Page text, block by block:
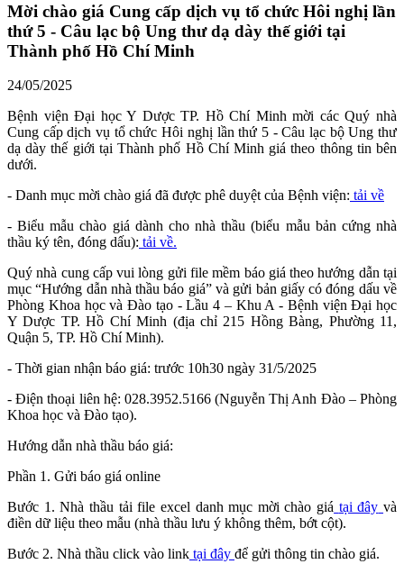
Mời chào giá Cung cấp dịch vụ tổ chức Hôi nghị lần
thứ 5 - Câu lạc bộ Ung thư dạ dày thế giới tại
Thành phố Hồ Chí Minh
24/05/2025
Bệnh viện Đại học Y Dược TP. Hồ Chí Minh mời các Quý nhà
Cung cấp dịch vụ tổ chức Hôi nghị lần thứ 5 - Câu lạc bộ Ung thư
dạ dày thế giới tại Thành phố Hồ Chí Minh giá theo thông tin bên
dưới.
- Danh mục mời chào giá đã được phê duyệt của Bệnh viện: tải về
- Biểu mẫu chào giá dành cho nhà thầu (biểu mẫu bản cứng nhà
thầu ký tên, đóng dấu): tải về.
Quý nhà cung cấp vui lòng gửi file mềm báo giá theo hướng dẫn tại
mục “Hướng dẫn nhà thầu báo giá” và gửi bản giấy có đóng dấu về
Phòng Khoa học và Đào tạo - Lầu 4 – Khu A - Bệnh viện Đại học
Y Dược TP. Hồ Chí Minh (địa chỉ 215 Hồng Bàng, Phường 11,
Quận 5, TP. Hồ Chí Minh).
- Thời gian nhận báo giá: trước 10h30 ngày 31/5/2025
- Điện thoại liên hệ: 028.3952.5166 (Nguyễn Thị Anh Đào – Phòng
Khoa học và Đào tạo).
Hướng dẫn nhà thầu báo giá:
Phần 1. Gửi báo giá online
Bước 1. Nhà thầu tải file excel danh mục mời chào giá tại đây và
điền dữ liệu theo mẫu (nhà thầu lưu ý không thêm, bớt cột).
Bước 2. Nhà thầu click vào link tại đây để gửi thông tin chào giá.